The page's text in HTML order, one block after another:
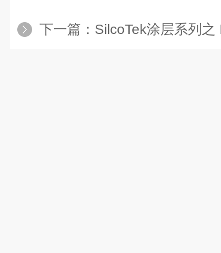
下一篇： SilcoTek涂层系列之